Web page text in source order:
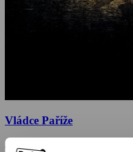
Vládce Paříže
2018, Francie, 110 min